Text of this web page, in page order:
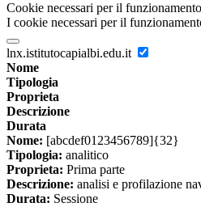
Cookie necessari per il funzionamento
I cookie necessari per il
lnx.istitutocapialbi.edu.it
Nome
Tipologia
Proprieta
Descrizione
Durata
Nome: [abcdef0123456789]{32}
Tipologia: analitico
Proprieta: Prima parte
Descrizione: analisi e profilazione
Durata: Sessione